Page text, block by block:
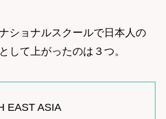
ショナルスクールで日本人の
して上がったのは３つ。
EAST ASIA